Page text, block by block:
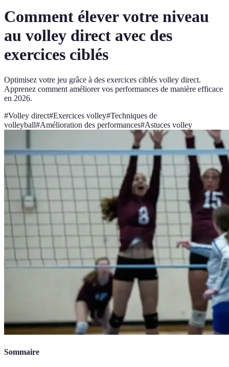
Comment élever votre niveau
au volley direct avec des
exercices ciblés
Optimisez votre jeu grâce à des exercices ciblés volley direct.
Apprenez comment améliorer vos performances de manière efficace
en 2026.
#Volley direct#Exercices volley#Techniques de
volleyball#Amélioration des performances#Astuces volley
Sommaire